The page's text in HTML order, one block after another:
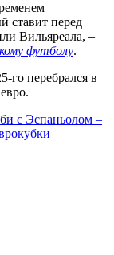
ставит перед
Вильяреала, –
футболу.
го перебрался в
с Эспаньолом –